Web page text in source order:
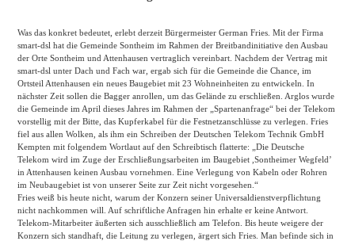
Was das konkret bedeutet, erlebt derzeit Bürgermeister German Fries. Mit der Firma
smart-dsl hat die Gemeinde Sontheim im Rahmen der Breitbandinitiative den Ausbau
der Orte Sontheim und Attenhausen vertraglich vereinbart. Nachdem der Vertrag mit
smart-dsl unter Dach und Fach war, ergab sich für die Gemeinde die Chance, im
Ortsteil Attenhausen ein neues Baugebiet mit 23 Wohneinheiten zu entwickeln. In
nächster Zeit sollen die Bagger anrollen, um das Gelände zu erschließen. Arglos wurde
die Gemeinde im April dieses Jahres im Rahmen der „Spartenanfrage“ bei der Telekom
vorstellig mit der Bitte, das Kupferkabel für die Festnetzanschlüsse zu verlegen. Fries
fiel aus allen Wolken, als ihm ein Schreiben der Deutschen Telekom Technik GmbH
Kempten mit folgendem Wortlaut auf den Schreibtisch flatterte: „Die Deutsche
Telekom wird im Zuge der Erschließungsarbeiten im Baugebiet ,Sontheimer Wegfeld’
in Attenhausen keinen Ausbau vornehmen. Eine Verlegung von Kabeln oder Rohren
im Neubaugebiet ist von unserer Seite zur Zeit nicht vorgesehen.“
Fries weiß bis heute nicht, warum der Konzern seiner Universaldienstverpflichtung
nicht nachkommen will. Auf schriftliche Anfragen hin erhalte er keine Antwort.
Telekom-Mitarbeiter äußerten sich ausschließlich am Telefon. Bis heute weigere der
Konzern sich standhaft, die Leitung zu verlegen, ärgert sich Fries. Man befinde sich in